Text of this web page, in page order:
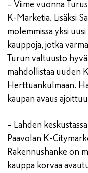
– Viime vuonna
K-Marketia. Lisäksi
molemmissa yksi
kauppoja, jotka
Turun valtuusto
mahdollistaa uuden
Herttuankulmaan.
kaupan avaus
– Lahden
Paavolan K-
Rakennushanke on
kauppa korvaa